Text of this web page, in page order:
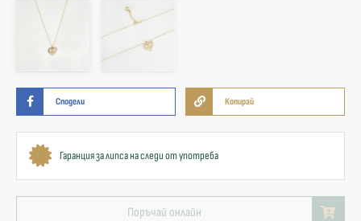
Сподели Копирай
Гаранция за липса на следи от употреба
Поръчай онлайн